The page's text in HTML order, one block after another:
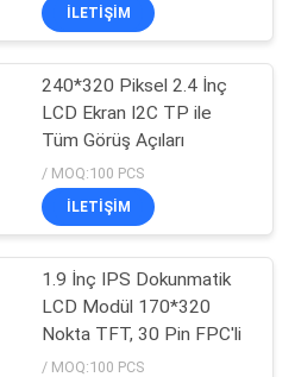
İLETIŞIM
240*320 Piksel 2.4 İnç
LCD Ekran I2C TP ile
Tüm Görüş Açıları
/ MOQ:100 PCS
İLETIŞIM
1.9 İnç IPS Dokunmatik
LCD Modül 170*320
Nokta TFT, 30 Pin FPC'li
/ MOQ:100 PCS